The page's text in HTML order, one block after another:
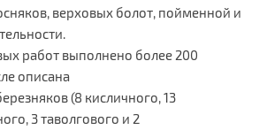
верховых болот, пойменной и
работ выполнено более 200
описана
(8 кисличного, 13
3 таволгового и 2